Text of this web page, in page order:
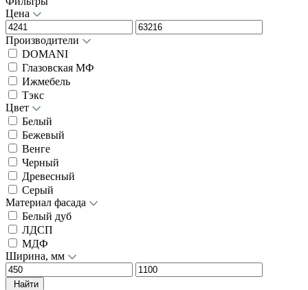
Цена
Производители
DOMANI
Глазовская МФ
Ижмебель
Тэкс
Цвет
Белый
Бежевый
Венге
Черный
Древесный
Серый
Материал фасада
Белый дуб
ЛДСП
МДФ
Ширина, мм
Найти